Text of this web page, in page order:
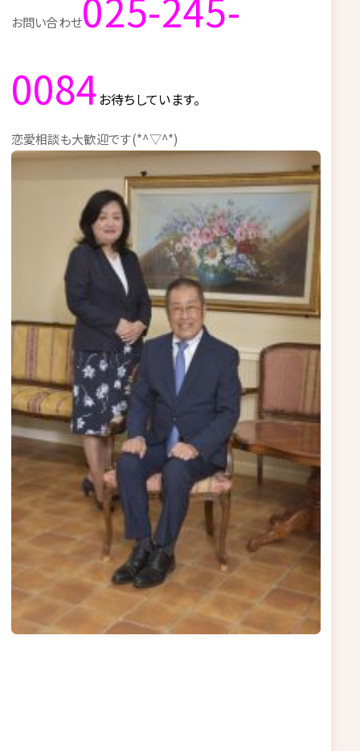
お問い合わせ
0084お待ちしています。
恋愛相談も大歓迎です(*^▽^*)